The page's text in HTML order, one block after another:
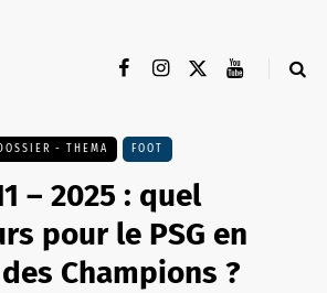
- THEMA FOOT
– 2025 : quel
pour le PSG en
Champions ?